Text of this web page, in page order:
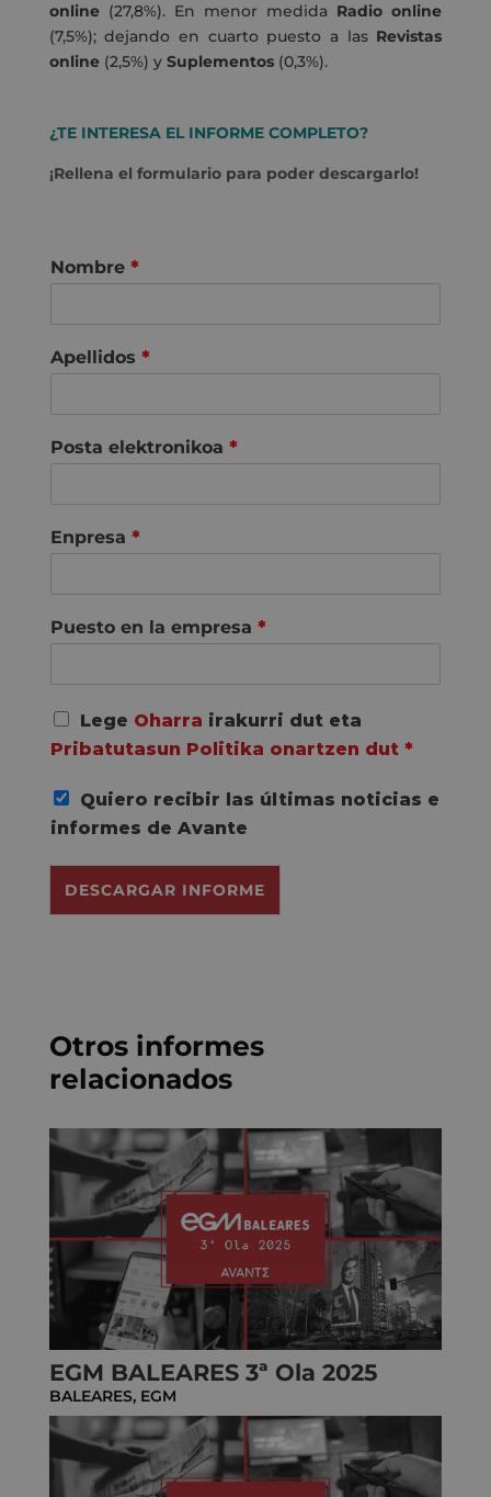
online (27,8%). En menor medida Radio online
(7,5%); dejando en cuarto puesto a las Revistas
online(2,5%) ySuplementos (0,3%).
¿TE INTERESA EL INFORME COMPLETO?
¡Rellena el formulario para poder descargarlo!
Nombre *
Apellidos *
Posta elektronikoa *
Enpresa *
Puesto en la empresa *
A
c
u
r
d
R
P
Lege Oharra irakurri dut eta
Pribatutasun Politika onartzen dut *
Quiero recibir las últimas noticias e
informes de Avante
DESCARGAR INFORME
Otros informes
relacionados
EGM BALEARES 3ª Ola 2025
BALEARES, EGM